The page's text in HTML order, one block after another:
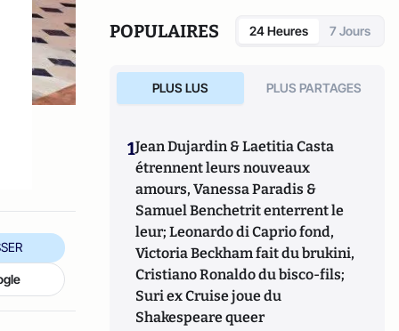
de l’histoire de l’Allemagne et de l’Europe, il
travaille en particulier sur la modernisation
française. Il est l’auteur d’ouvrages et de
nombreux articles sur l’histoire de
la monnaie, l’histoire du nazisme et des
autres violences de masse au XXème siècle
ou l’histoire des relations internationales et
des conflits contemporains. Il écrit en ce
moment une biographie de Benjamin
Disraëli.
POPULAIRES 24 Heures 7 Jours
PLUS LUS PLUS PARTAGES
1Jean Dujardin & Laetitia Casta
étrennent leurs nouveaux
amours, Vanessa Paradis &
Samuel Benchetrit enterrent le
leur; Leonardo di Caprio fond,
Victoria Beckham fait du brukini,
Cristiano Ronaldo du bisco-fils;
Suri ex Cruise joue du
Shakespeare queer